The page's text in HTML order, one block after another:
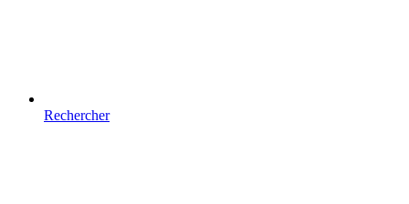
Rechercher